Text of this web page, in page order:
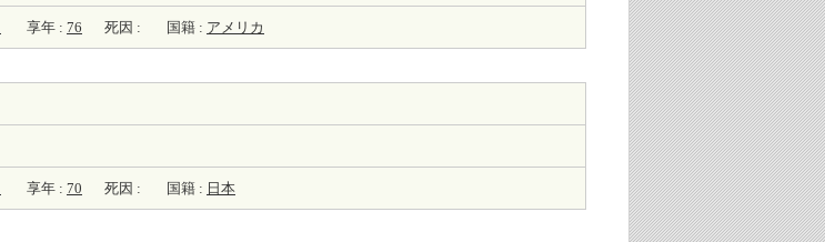
享年 : 76 死因 : 国籍 : アメリカ
享年 : 70 死因 : 国籍 : 日本